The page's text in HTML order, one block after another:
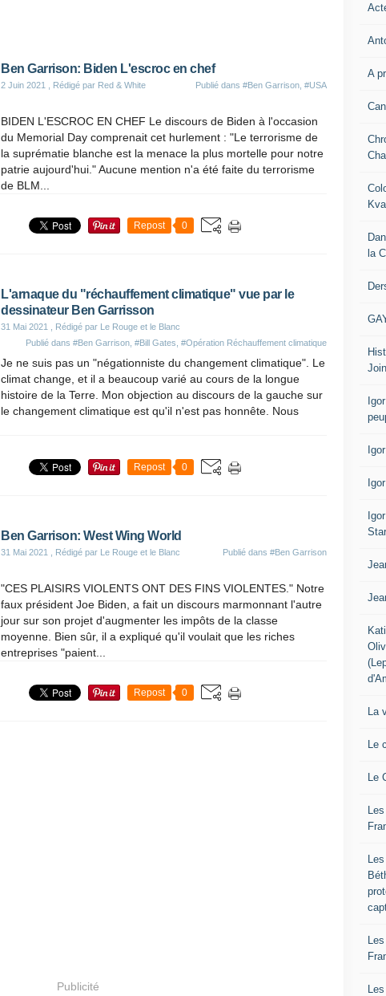
Ben Garrison: Biden L'escroc en chef
2 Juin 2021 , Rédigé par Red & White Publié dans #Ben Garrison #USA
BIDEN L'ESCROC EN CHEF Le discours de Biden à l'occasion
du Memorial Day comprenait cet hurlement : "Le terrorisme de
la suprématie blanche est la menace la plus mortelle pour notre
patrie aujourd'hui." Aucune mention n'a été faite du terrorisme
de BLM...
Repost 0
L'arnaque du "réchauffement climatique" vue par le
dessinateur Ben Garrisson
31 Mai 2021
, Rédigé par Le Rouge et le Blanc
Publié dans #Ben Garrison #Bill Gates #Opération Réchauffement climatique
Je ne suis pas un "négationniste du changement climatique". Le
climat change, et il a beaucoup varié au cours de la longue
histoire de la Terre. Mon objection au discours de la gauche sur
le changement climatique est qu'il n'est pas honnête. Nous
Repost 0
Ben Garrison: West Wing World
31 Mai 2021 , Rédigé par Le Rouge et le Blanc Publié dans #Ben Garrison
"CES PLAISIRS VIOLENTS ONT DES FINS VIOLENTES." Notre
faux président Joe Biden, a fait un discours marmonnant l'autre
jour sur son projet d'augmenter les impôts de la classe
moyenne. Bien sûr, il a expliqué qu'il voulait que les riches
entreprises "paient...
Repost 0
Publicité
A
la
La
Le
Le